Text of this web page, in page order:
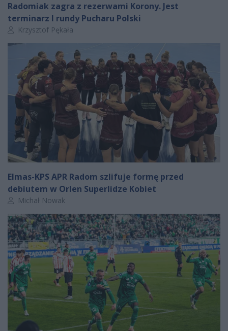
Radomiak zagra z rezerwami Korony. Jest
terminarz I rundy Pucharu Polski
Autor artykułu:
Krzysztof Pękała
Elmas-KPS APR Radom szlifuje formę przed
debiutem w Orlen Superlidze Kobiet
Autor artykułu:
Michał Nowak